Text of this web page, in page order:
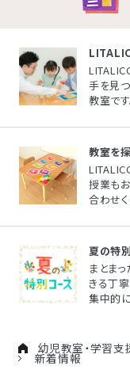
手を見
教室です
教室を
授業も
合わせく
夏の特
まとま
きる丁
集中的
幼児教室・学習
新着情報